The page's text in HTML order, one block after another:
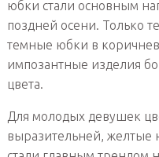
юбки стали основным
поздней осени. Только
темные юбки в
импозантные изделия
цвета.
Для молодых девушек
выразительней, желтые